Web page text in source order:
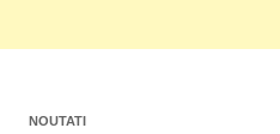
NOUTATI